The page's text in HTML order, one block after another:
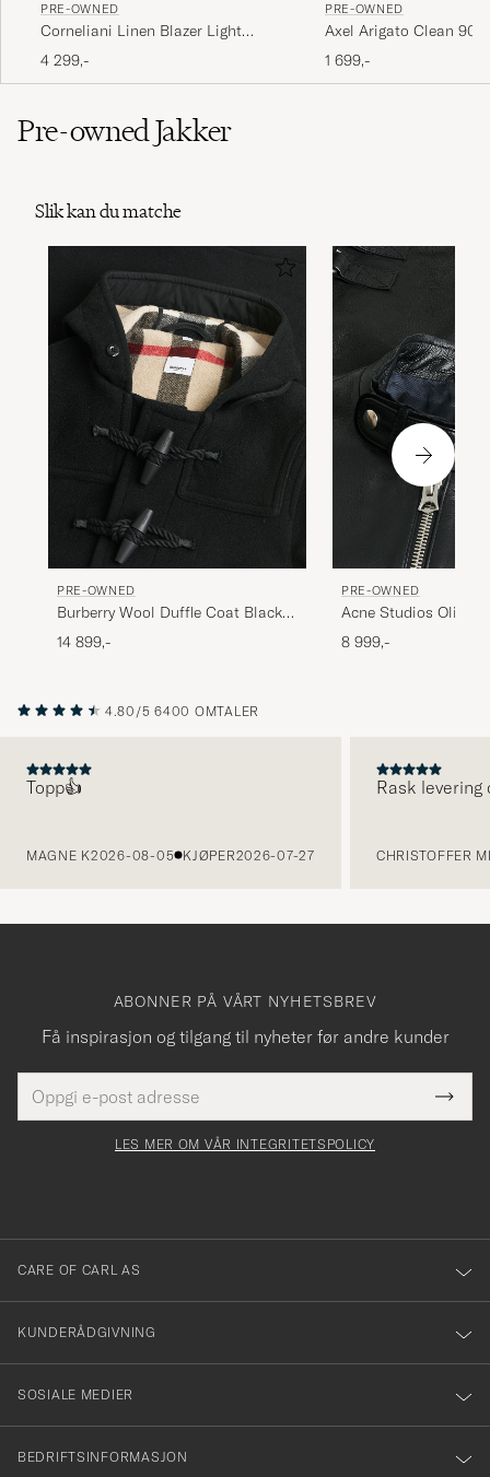
PRE-OWNED
Corneliani Linen Blazer Light
Beige Check 48
4 299,-
PRE-OWNED
Axel Arigato Clean 90
Black 42
1 699,-
Pre-owned Jakker
Slik kan du matche
PRE-OWNED
Burberry Wool Duffle Coat Black
50
14 899,-
PRE-OWNED
Acne Studios Oliver
Black 48
8 999,-
4.80/5 6400 OMTALER
Topp👍
MAGNE K2026-08-05 KJØPER2026-07-27
Rask
CHRISTOFFER
ABONNER PÅ VÅRT NYHETSBREV
Få inspirasjon og tilgang til nyheter før andre kunder
postadresse
felt
Tack
för
dig
till
vårt
nyhetsbrev!
LES MER OM VÅR INTEGRITETSPOLICY
CARE OF CARL AS
KUNDERÅDGIVNING
SOSIALE MEDIER
BEDRIFTSINFORMASJON